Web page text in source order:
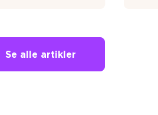
Se alle artikler